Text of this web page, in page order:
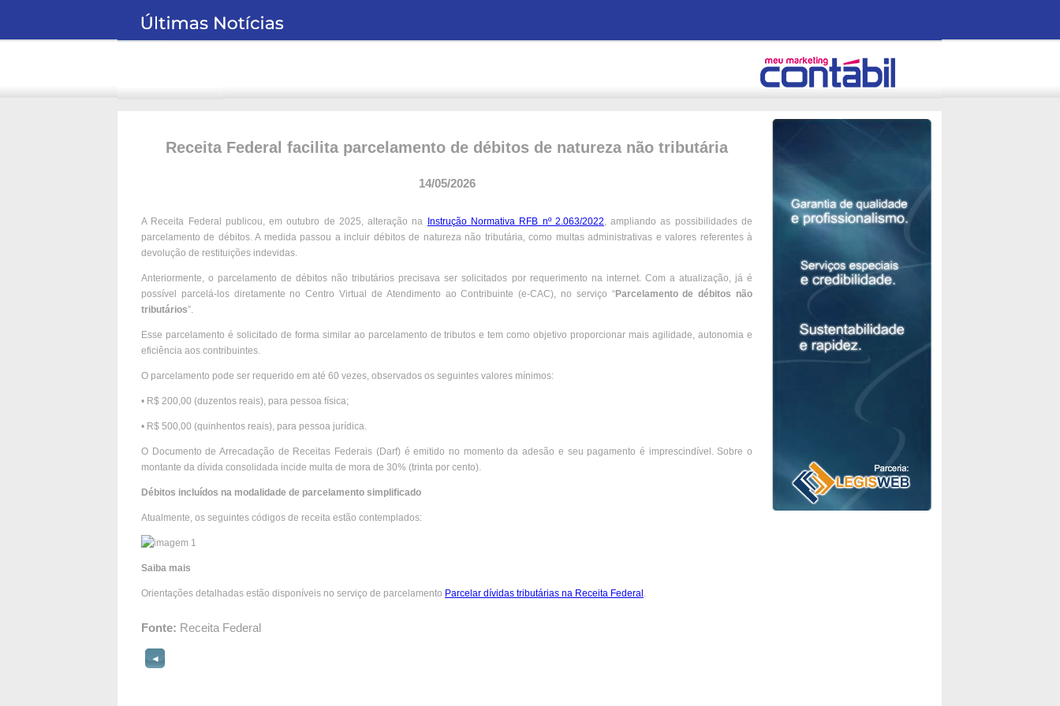
Receita Federal facilita parcelamento de débitos de natureza não tributária
14/05/2026
A Receita Federal publicou, em outubro de 2025, alteração na Instrução Normativa RFB nº 2.063/2022, ampliando as possibilidades de
parcelamento de débitos. A medida passou a incluir débitos de natureza não tributária, como multas administrativas e valores referentes à
devolução de restituições indevidas.
Anteriormente, o parcelamento de débitos não tributários precisava ser solicitados por requerimento na internet. Com a atualização, já é
possível parcelá-los diretamente no Centro Virtual de Atendimento ao Contribuinte (e-CAC), no serviço “Parcelamento de débitos não
tributários”.
Esse parcelamento é solicitado de forma similar ao parcelamento de tributos e tem como objetivo proporcionar mais agilidade, autonomia e
eficiência aos contribuintes.
O parcelamento pode ser requerido em até 60 vezes, observados os seguintes valores mínimos:
• R$ 200,00 (duzentos reais), para pessoa física;
• R$ 500,00 (quinhentos reais), para pessoa jurídica.
O Documento de Arrecadação de Receitas Federais (Darf) é emitido no momento da adesão e seu pagamento é imprescindível. Sobre o
montante da dívida consolidada incide multa de mora de 30% (trinta por cento).
Débitos incluídos na modalidade de parcelamento simplificado
Atualmente, os seguintes códigos de receita estão contemplados:
Saiba mais
Orientações detalhadas estão disponíveis no serviço de parcelamento Parcelar dívidas tributárias na Receita Federal .
Fonte: Receita Federal
◄